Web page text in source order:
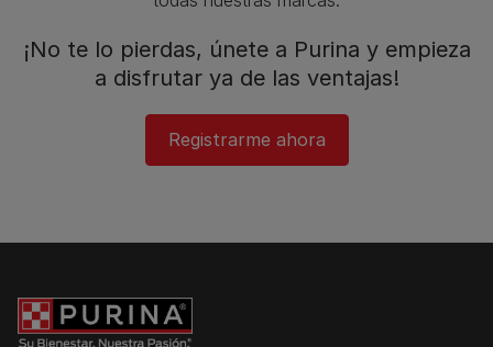
¡No te lo pierdas, únete a Purina y empieza
a disfrutar ya de las ventajas!​
Registrarme ahora